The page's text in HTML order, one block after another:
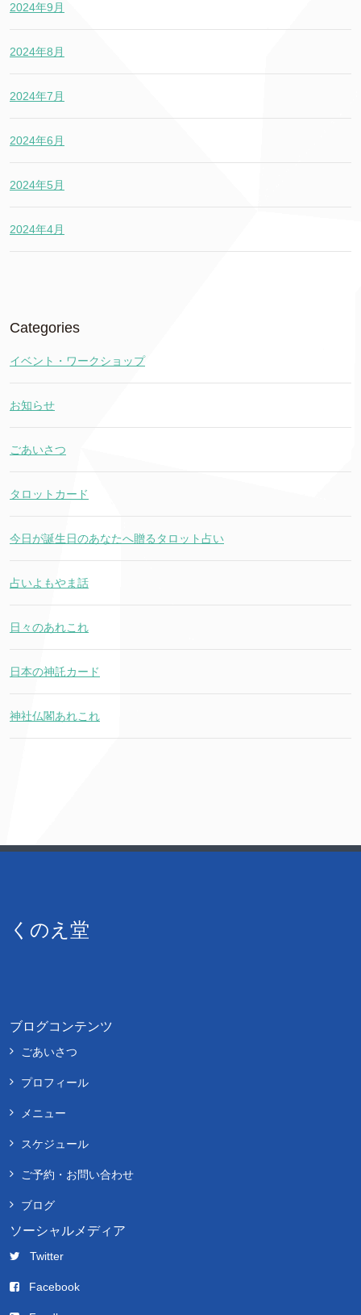
2024年9月
2024年8月
2024年7月
2024年6月
2024年5月
2024年4月
Categories
イベント・ワークショップ
お知らせ
ごあいさつ
タロットカード
今日が誕生日のあなたへ贈るタロット占い
占いよもやま話
日々のあれこれ
日本の神託カード
神社仏閣あれこれ
くのえ堂
ブログコンテンツ
ごあいさつ
プロフィール
メニュー
スケジュール
ご予約・お問い合わせ
ブログ
ソーシャルメディア
Twitter
Facebook